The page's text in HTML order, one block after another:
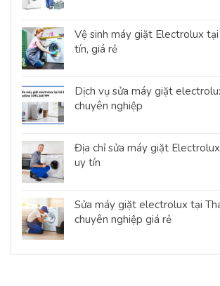
Vệ sinh máy giặt Electrolux
tín, giá rẻ
Dịch vụ sửa máy giặt
chuyên nghiệp
Địa chỉ sửa máy giặt
uy tín
Sửa máy giặt electrolux tại
chuyên nghiệp giá rẻ